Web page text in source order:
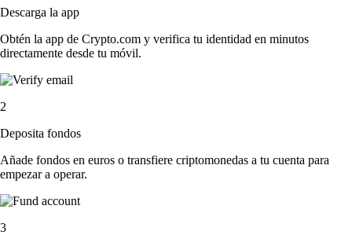
Descarga la app
Obtén la app de Crypto.com y verifica tu identidad en minutos
directamente desde tu móvil.
2
Deposita fondos
Añade fondos en euros o transfiere criptomonedas a tu cuenta para
empezar a operar.
3